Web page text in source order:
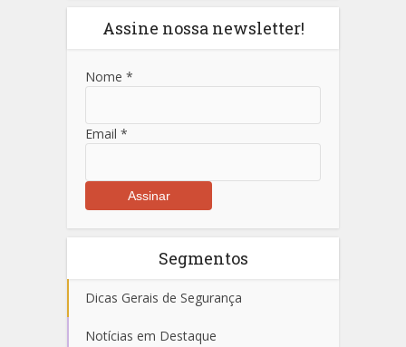
Assine nossa newsletter!
Nome *
Email *
Segmentos
Dicas Gerais de Segurança
Notícias em Destaque